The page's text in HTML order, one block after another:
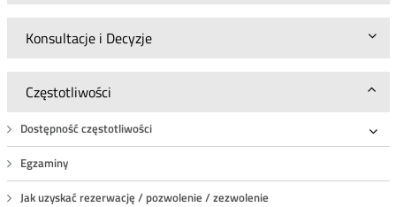
Konsultacje i Decyzje
Częstotliwości
Dostępność częstotliwości
Egzaminy
Jak uzyskać rezerwację / pozwolenie / zezwolenie